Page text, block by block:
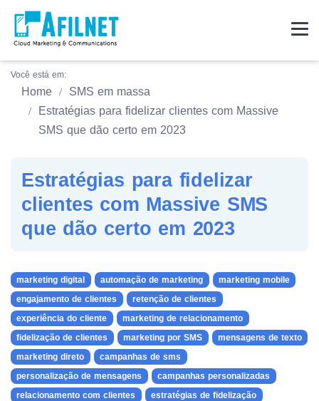
Você está em:
Home
SMS em massa
Estratégias para fidelizar clientes com Massive
SMS que dão certo em 2023
Estratégias para fidelizar
clientes com Massive SMS
que dão certo em 2023
marketing digital automação de marketing
marketing mobile
engajamento de clientes
retenção de clientes
experiência do cliente
marketing de relacionamento
fidelização de clientes
marketing por SMS
mensagens de texto
marketing direto
campanhas de sms
personalização de mensagens
campanhas personalizadas
relacionamento com clientes
estratégias de fidelização